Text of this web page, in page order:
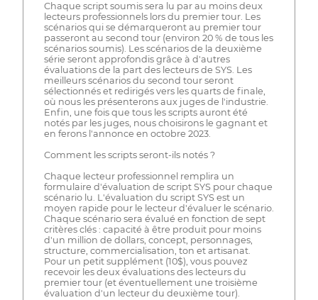
Chaque script soumis sera lu par au moins deux
lecteurs professionnels lors du premier tour. Les
scénarios qui se démarqueront au premier tour
passeront au second tour (environ 20 % de tous les
scénarios soumis). Les scénarios de la deuxième
série seront approfondis grâce à d'autres
évaluations de la part des lecteurs de SYS. Les
meilleurs scénarios du second tour seront
sélectionnés et redirigés vers les quarts de finale,
où nous les présenterons aux juges de l'industrie.
Enfin, une fois que tous les scripts auront été
notés par les juges, nous choisirons le gagnant et
en ferons l'annonce en octobre 2023.
Comment les scripts seront-ils notés ?
Chaque lecteur professionnel remplira un
formulaire d'évaluation de script SYS pour chaque
scénario lu. L'évaluation du script SYS est un
moyen rapide pour le lecteur d'évaluer le scénario.
Chaque scénario sera évalué en fonction de sept
critères clés : capacité à être produit pour moins
d'un million de dollars, concept, personnages,
structure, commercialisation, ton et artisanat.
Pour un petit supplément (10$), vous pouvez
recevoir les deux évaluations des lecteurs du
premier tour (et éventuellement une troisième
évaluation d'un lecteur du deuxième tour).